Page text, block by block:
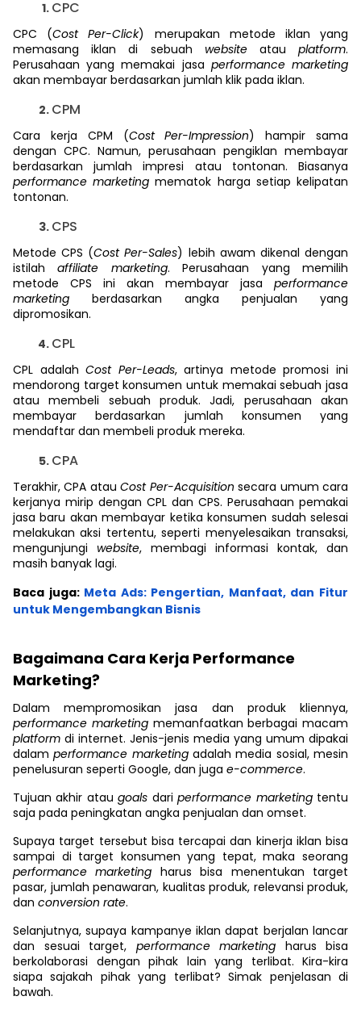
CPC
CPC (Cost Per-Click) merupakan metode iklan yang
memasang iklan di sebuah website atauplatform.
Perusahaan yang memakai jasa performance marketing
akan membayar berdasarkan jumlah klik pada iklan.
CPM
Cara kerja CPM (Cost Per-Impression) hampir sama
dengan CPC. Namun, perusahaan pengiklan membayar
berdasarkan jumlah impresi atau tontonan. Biasanya
performance marketingmematok harga setiap kelipatan
tontonan.
CPS
Metode CPS (Cost Per-Sales) lebih awam dikenal dengan
istilahaffiliate marketing. Perusahaan yang memilih
metode CPS ini akan membayar jasa performance
marketing berdasarkan angka penjualan yang
dipromosikan.
CPL
CPL adalahCost Per-Leads, artinya metode promosi ini
mendorong target konsumen untuk memakai sebuah jasa
atau membeli sebuah produk. Jadi, perusahaan akan
membayar berdasarkan jumlah konsumen yang
mendaftar dan membeli produk mereka.
CPA
Terakhir, CPA atauCost Per-Acquisitionsecara umum cara
kerjanya mirip dengan CPL dan CPS. Perusahaan pemakai
jasa baru akan membayar ketika konsumen sudah selesai
melakukan aksi tertentu, seperti menyelesaikan transaksi,
mengunjungi website, membagi informasi kontak, dan
masih banyak lagi.
Baca juga: Meta Ads: Pengertian, Manfaat, dan Fitur
untuk Mengembangkan Bisnis
Bagaimana Cara Kerja Performance
Marketing?
Dalam mempromosikan jasa dan produk kliennya,
performance marketing memanfaatkan berbagai macam
platform di internet. Jenis-jenis media yang umum dipakai
dalamperformance marketingadalah media sosial, mesin
penelusuran seperti Google, dan juga e-commerce.
Tujuan akhir ataugoals dariperformance marketing tentu
saja pada peningkatan angka penjualan dan omset.
Supaya target tersebut bisa tercapai dan kinerja iklan bisa
sampai di target konsumen yang tepat, maka seorang
performance marketing harus bisa menentukan target
pasar, jumlah penawaran, kualitas produk, relevansi produk,
dan conversion rate.
Selanjutnya, supaya kampanye iklan dapat berjalan lancar
dan sesuai target, performance marketing harus bisa
berkolaborasi dengan pihak lain yang terlibat. Kira-kira
siapa sajakah pihak yang terlibat? Simak penjelasan di
bawah.